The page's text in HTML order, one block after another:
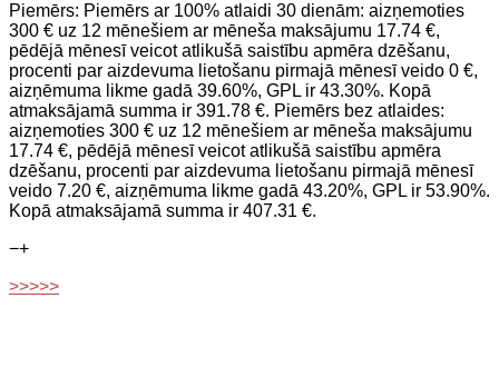
Piemērs: Piemērs ar 100% atlaidi 30 dienām: aizņemoties
300 € uz 12 mēnešiem ar mēneša maksājumu 17.74 €,
pēdējā mēnesī veicot atlikušā saistību apmēra dzēšanu,
procenti par aizdevuma lietošanu pirmajā mēnesī veido 0 €,
aizņēmuma likme gadā 39.60%, GPL ir 43.30%. Kopā
atmaksājamā summa ir 391.78 €. Piemērs bez atlaides:
aizņemoties 300 € uz 12 mēnešiem ar mēneša maksājumu
17.74 €, pēdējā mēnesī veicot atlikušā saistību apmēra
dzēšanu, procenti par aizdevuma lietošanu pirmajā mēnesī
veido 7.20 €, aizņēmuma likme gadā 43.20%, GPL ir 53.90%.
Kopā atmaksājamā summa ir 407.31 €.
−+
>>>>>